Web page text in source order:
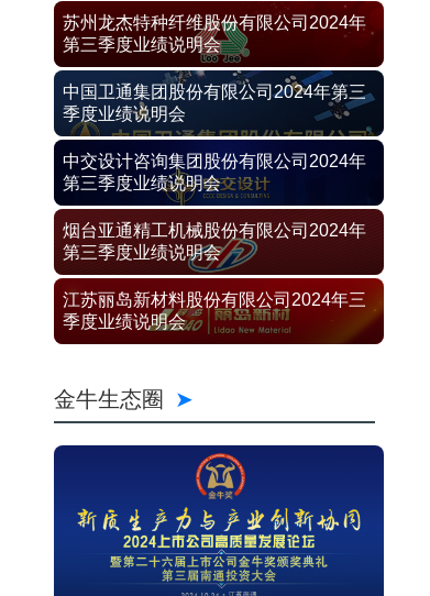
苏州龙杰特种纤维股份有限公司2024年
第三季度业绩说明会
中国卫通集团股份有限公司2024年第三
季度业绩说明会
中交设计咨询集团股份有限公司2024年
第三季度业绩说明会
烟台亚通精工机械股份有限公司2024年
第三季度业绩说明会
江苏丽岛新材料股份有限公司2024年三
季度业绩说明会
金牛生态圈